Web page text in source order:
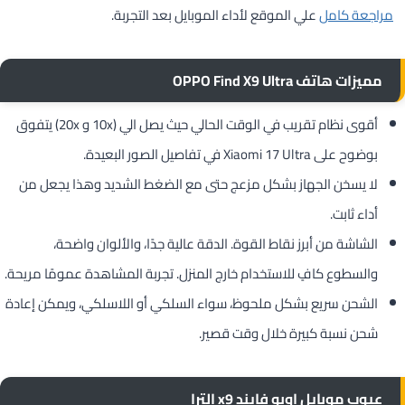
مراجعة كاملعلي الموقع لأداء الموبايل بعد التجربة.
مميزات هاتف OPPO Find X9 Ultra
أقوى نظام تقريب في الوقت الحالي حيث يصل الي (10x و 20x) يتفوق
بوضوح على Xiaomi 17 Ultra في تفاصيل الصور البعيدة.
لا يسخن الجهاز بشكل مزعج حتى مع الضغط الشديد وهذا يجعل من
أداء ثابت.
الشاشة من أبرز نقاط القوة. الدقة عالية جدًا، والألوان واضحة،
والسطوع كافٍ للاستخدام خارج المنزل. تجربة المشاهدة عمومًا مريحة.
الشحن سريع بشكل ملحوظ، سواء السلكي أو اللاسلكي، ويمكن إعادة
شحن نسبة كبيرة خلال وقت قصير.
عيوب موبايل اوبو فايند x9 الترا